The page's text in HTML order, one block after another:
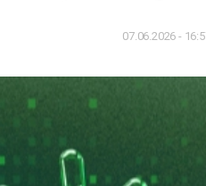
07.06.2026 -